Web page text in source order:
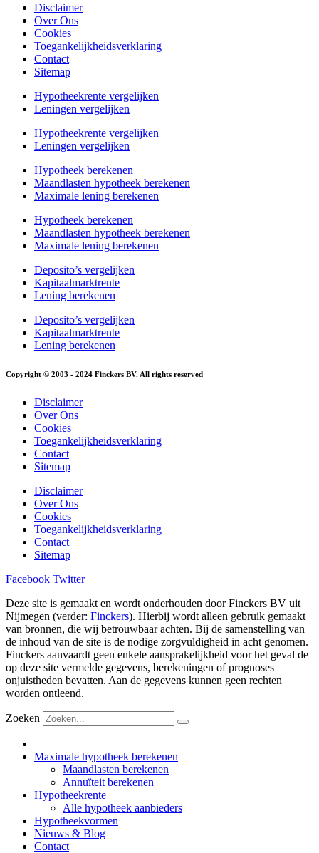
Disclaimer
Over Ons
Cookies
Toegankelijkheidsverklaring
Contact
Sitemap
Hypotheekrente vergelijken
Leningen vergelijken
Hypotheekrente vergelijken
Leningen vergelijken
Hypotheek berekenen
Maandlasten hypotheek berekenen
Maximale lening berekenen
Hypotheek berekenen
Maandlasten hypotheek berekenen
Maximale lening berekenen
Deposito’s vergelijken
Kapitaalmarktrente
Lening berekenen
Deposito’s vergelijken
Kapitaalmarktrente
Lening berekenen
Copyright © 2003 - 2024 Finckers BV. All rights reserved
Disclaimer
Over Ons
Cookies
Toegankelijkheidsverklaring
Contact
Sitemap
Disclaimer
Over Ons
Cookies
Toegankelijkheidsverklaring
Contact
Sitemap
Facebook Twitter
Deze site is gemaakt en wordt onderhouden door Finckers BV uit
Nijmegen (verder: Finckers). Hierbij wordt alleen gebruik gemaakt
van bronnen, die wij betrouwbaar achten. Bij de samenstelling van
de inhoud van de site is de nodige zorgvuldigheid in acht genomen.
Finckers aanvaardt geen enkele aansprakelijkheid voor het geval de
op deze site vermelde gegevens, berekeningen of prognoses
onjuistheden bevatten. Aan de gegevens kunnen geen rechten
worden ontleend.
Zoeken
Maximale hypotheek berekenen
Maandlasten berekenen
Annuïteit berekenen
Hypotheekrente
Alle hypotheek aanbieders
Hypotheekvormen
Nieuws & Blog
Contact